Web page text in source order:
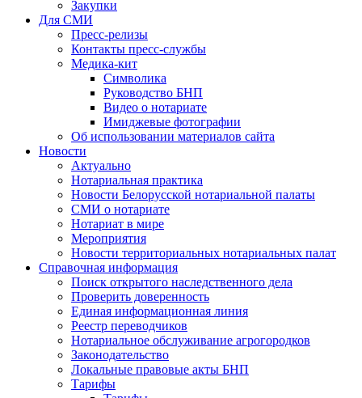
Закупки
Для СМИ
Пресс-релизы
Контакты пресс-службы
Медика-кит
Символика
Руководство БНП
Видео о нотариате
Имиджевые фотографии
Об использовании материалов сайта
Новости
Актуально
Нотариальная практика
Новости Белорусской нотариальной палаты
СМИ о нотариате
Нотариат в мире
Мероприятия
Новости территориальных нотариальных палат
Справочная информация
Поиск открытого наследственного дела
Проверить доверенность
Единая информационная линия
Реестр переводчиков
Нотариальное обслуживание агрогородков
Законодательство
Локальные правовые акты БНП
Тарифы